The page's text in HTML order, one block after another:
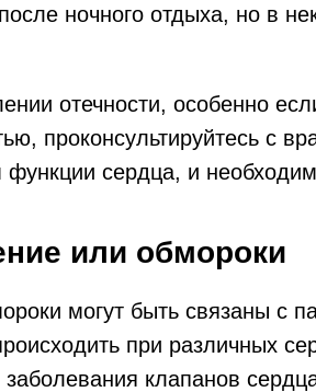
ночного отдыха, но в
отечности, особенно
проконсультируйтесь с
функции сердца, и
или обмороки
могут быть связаны с
при различных
заболевания клапанов